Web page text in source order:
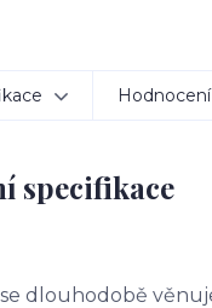
Hodnocení
specifikace
dlouhodobě